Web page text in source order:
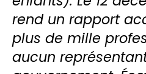
rend un rapport
plus de mille
aucun